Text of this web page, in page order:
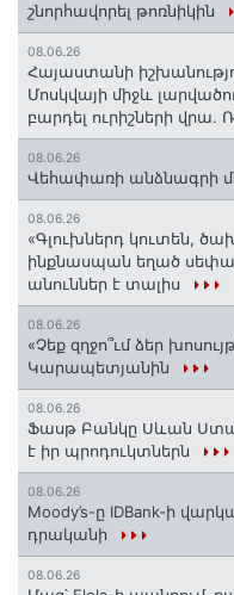
շնորհավորել թոռնիկին
08.06.26
Հայաստանի
Մոսկվայի միջև
բարդել ուրիշների վրա.
08.06.26
Վեհափառի անձնագրի
08.06.26
«Գլուխներդ կուտեն,
ինքնասպան եղած
անուններ է տալիս
08.06.26
«Չեք զղջո՞ւմ ձեր
Կարապետյանին
08.06.26
Ֆասթ Բանկը Սևան
է իր պրոդուկտներն
08.06.26
Moody’s-ը IDBank-ի
դրականի
08.06.26